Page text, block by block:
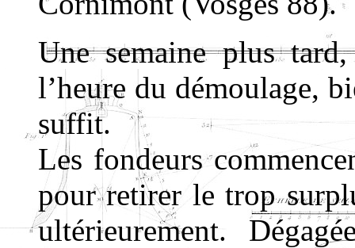
Une semaine plus
l’heure du démoulage,
suffit.
Les fondeurs
pour retirer le trop
ultérieurement.